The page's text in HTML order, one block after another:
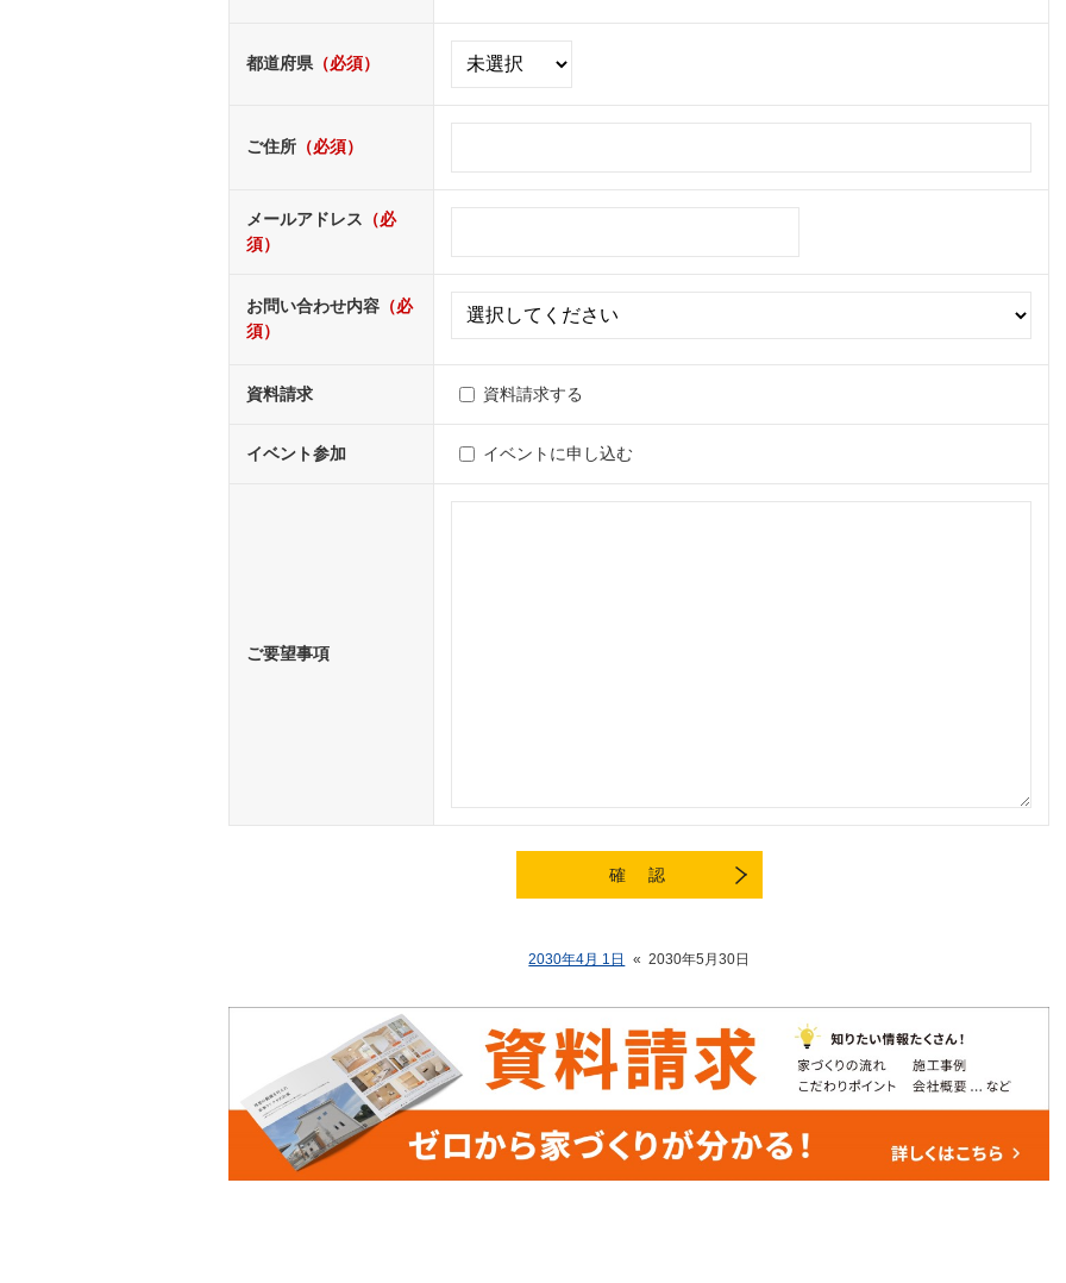
都道府県（必須）
ご住所 （必須）
メールアドレス （必
須）
お問い合わせ内容 （必
須）
資料請求 資料請求する
イベント参加 イベントに申し込む
ご要望事項
2030年4月 1日 « 2030年5月30日